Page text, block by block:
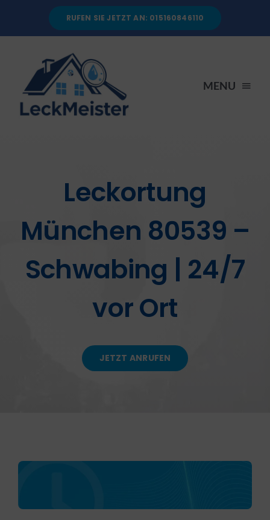
RUFEN SIE JETZT AN: 015160846110
MENU
RATGEBER
Leckortung
München 80539 –
Schwabing | 24/7
vor Ort
JETZT ANRUFEN